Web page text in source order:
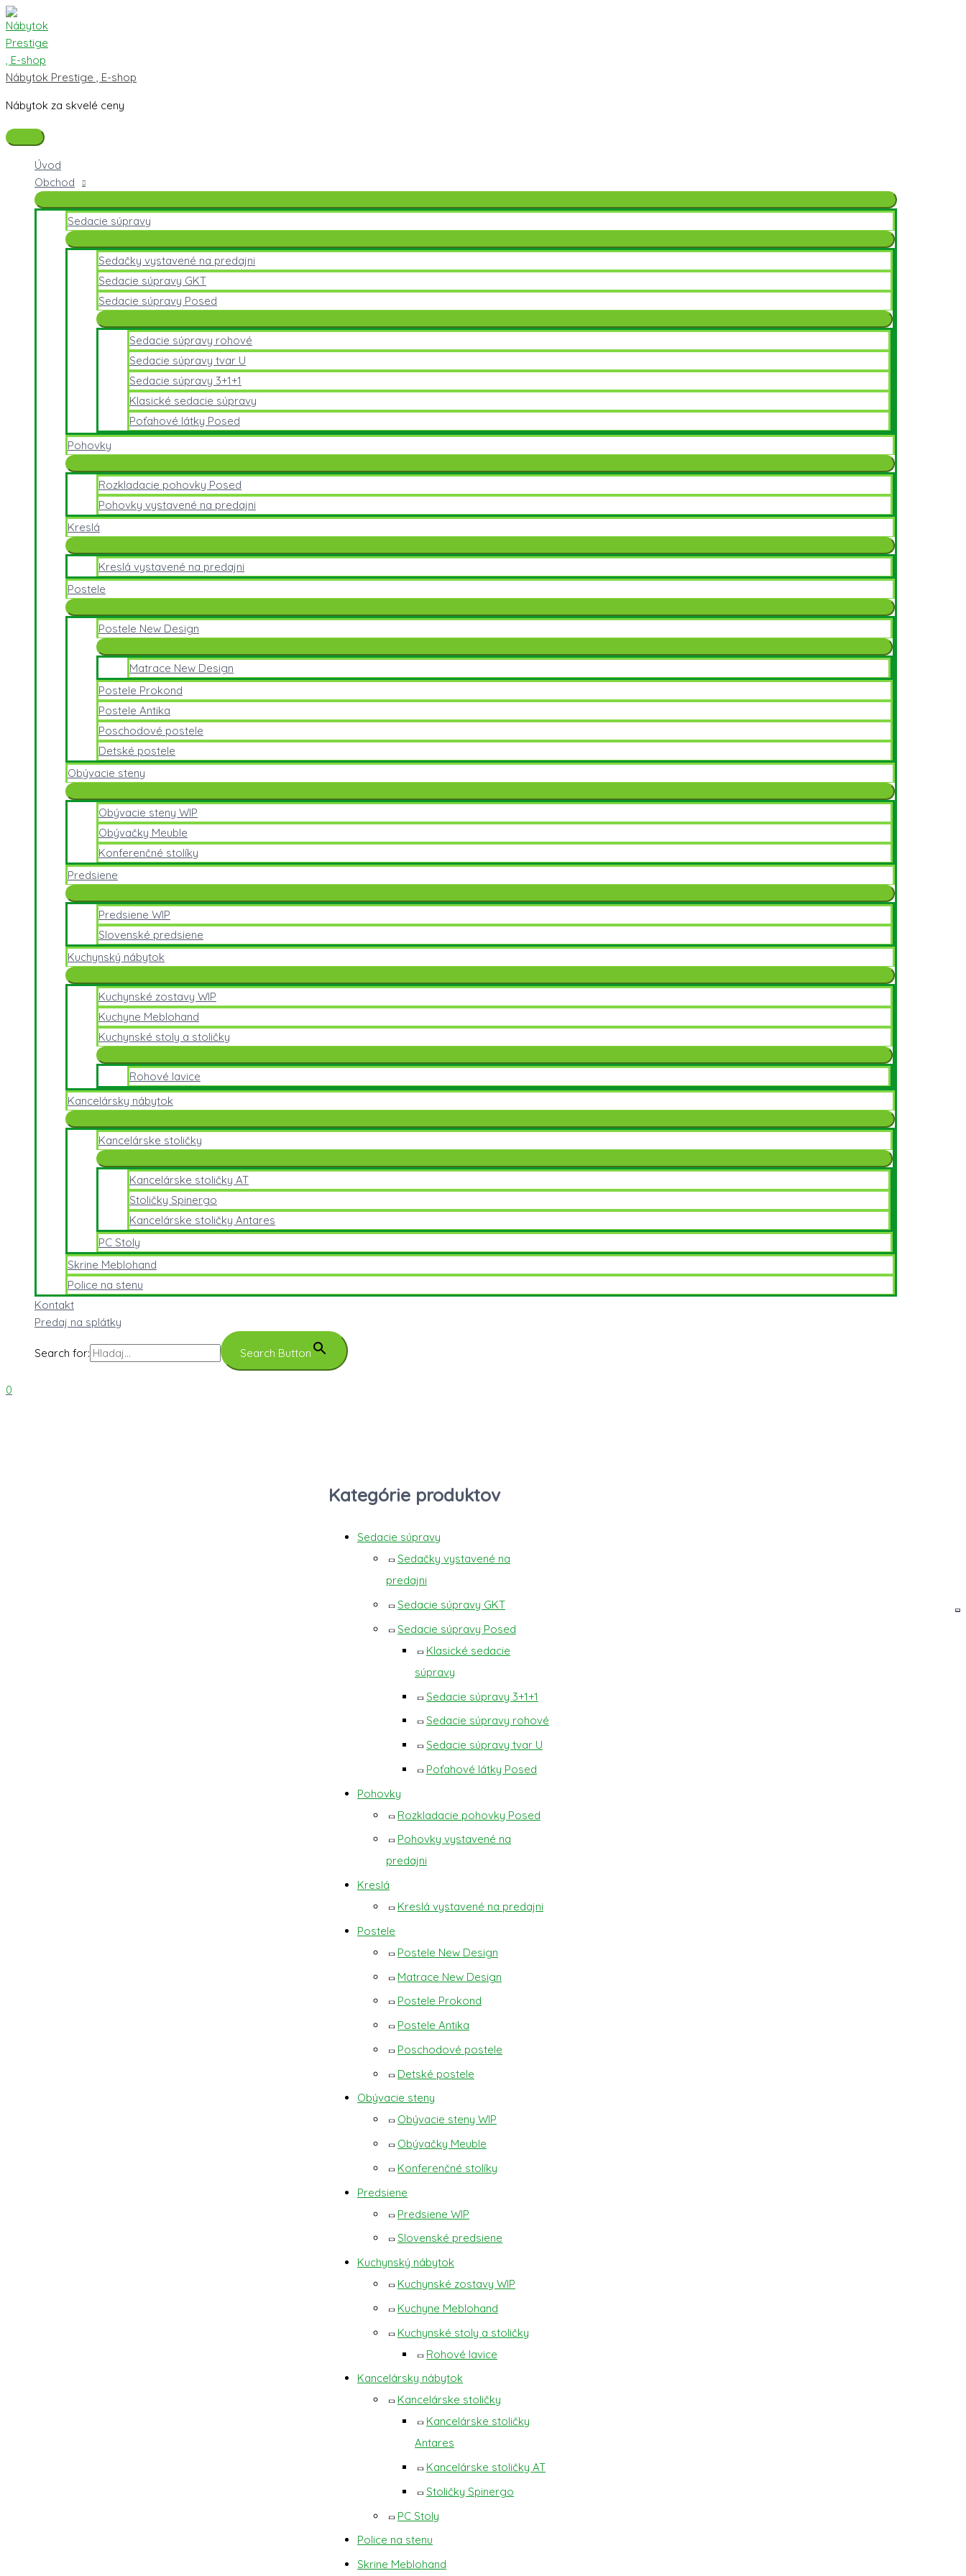
Preskočiť
na
obsah
Nábytok Prestige , E-shop
Nábytok za skvelé ceny
Menu
Úvod
Obchod
Sedacie súpravy
Sedačky vystavené na predajni
Sedacie súpravy GKT
Sedacie súpravy Posed
Sedacie súpravy rohové
Sedacie súpravy tvar U
Sedacie súpravy 3+1+1
Klasické sedacie súpravy
Poťahové látky Posed
Pohovky
Rozkladacie pohovky Posed
Pohovky vystavené na predajni
Kreslá
Kreslá vystavené na predajni
Postele
Postele New Design
Matrace New Design
Postele Prokond
Postele Antika
Poschodové postele
Detské postele
Obývacie steny
Obývacie steny WIP
Obývačky Meuble
Konferenčné stolíky
Predsiene
Predsiene WIP
Slovenské predsiene
Kuchynský nábytok
Kuchynské zostavy WIP
Kuchyne Meblohand
Kuchynské stoly a stoličky
Rohové lavice
Kancelársky nábytok
Kancelárske stoličky
Kancelárske stoličky AT
Stoličky Spinergo
Kancelárske stoličky Antares
PC Stoly
Skrine Meblohand
Police na stenu
Kontakt
Predaj na splátky
Search for: Search Button
0
Kategórie produktov
Sedacie súpravy
Sedačky vystavené na
predajni
Sedacie súpravy GKT
Sedacie súpravy Posed
Klasické sedacie
súpravy
Sedacie súpravy 3+1+1
Sedacie súpravy rohové
Sedacie súpravy tvar U
Poťahové látky Posed
Pohovky
Rozkladacie pohovky Posed
Pohovky vystavené na
predajni
Kreslá
Kreslá vystavené na predajni
Postele
Postele New Design
Matrace New Design
Postele Prokond
Postele Antika
Poschodové postele
Detské postele
Obývacie steny
Obývacie steny WIP
Obývačky Meuble
Konferenčné stolíky
Predsiene
Predsiene WIP
Slovenské predsiene
Kuchynský nábytok
Kuchynské zostavy WIP
Kuchyne Meblohand
Kuchynské stoly a stoličky
Rohové lavice
Kancelársky nábytok
Kancelárske stoličky
Kancelárske stoličky
Antares
Kancelárske stoličky AT
Stoličky Spinergo
PC Stoly
Police na stenu
Skrine Meblohand
množstvo
Tatris
16
PC
Stôl